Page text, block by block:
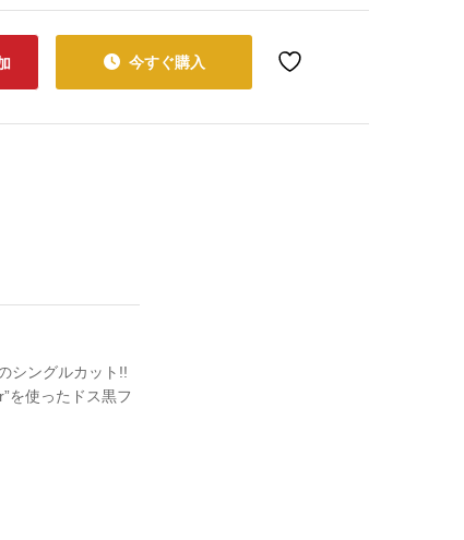
今すぐ購入
シングルカット!!
を使ったドス黒フ